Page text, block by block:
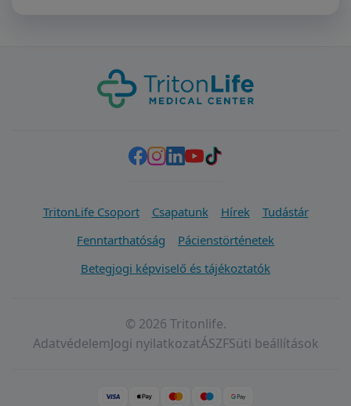
TritonLife Csoport Csapatunk Hírek
Tudástár
Fenntarthatóság
Pácienstörténetek
Betegjogi képviselő és tájékoztatók
© 2026 Tritonlife.
AdatvédelemJogi nyilatkozatÁSZFSüti beállítások